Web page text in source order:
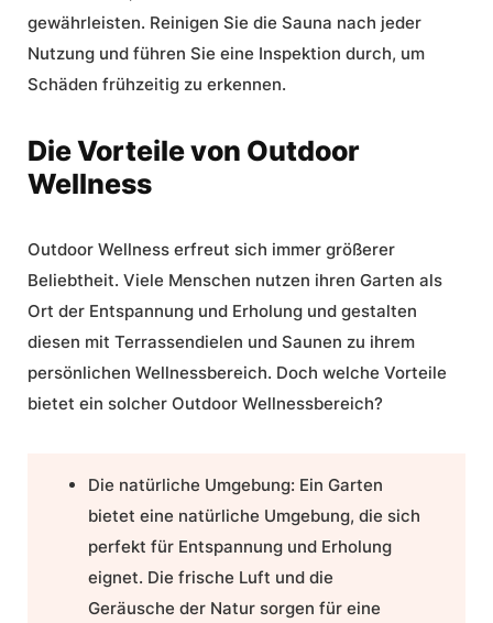
gewährleisten. Reinigen Sie die Sauna nach jeder
Nutzung und führen Sie eine Inspektion durch, um
Schäden frühzeitig zu erkennen.
Die Vorteile von Outdoor
Wellness
Outdoor Wellness erfreut sich immer größerer
Beliebtheit. Viele Menschen nutzen ihren Garten als
Ort der Entspannung und Erholung und gestalten
diesen mit Terrassendielen und Saunen zu ihrem
persönlichen Wellnessbereich. Doch welche Vorteile
bietet ein solcher Outdoor Wellnessbereich?
Die natürliche Umgebung: Ein Garten
bietet eine natürliche Umgebung, die sich
perfekt für Entspannung und Erholung
eignet. Die frische Luft und die
Geräusche der Natur sorgen für eine